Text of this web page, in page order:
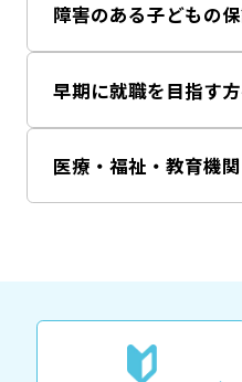
障害のある子どもの
早期に就職を目指す
医療・福祉・教育機